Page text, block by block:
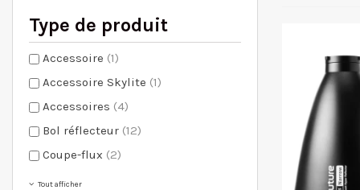
Type de produit
Accessoire (1)
Accessoire Skylite (1)
Accessoires (4)
Bol réflecteur (12)
Coupe-flux (2)
Tout afficher